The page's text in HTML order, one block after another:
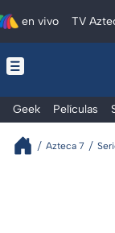
en vivo TV
Geek Películas
Azteca 7